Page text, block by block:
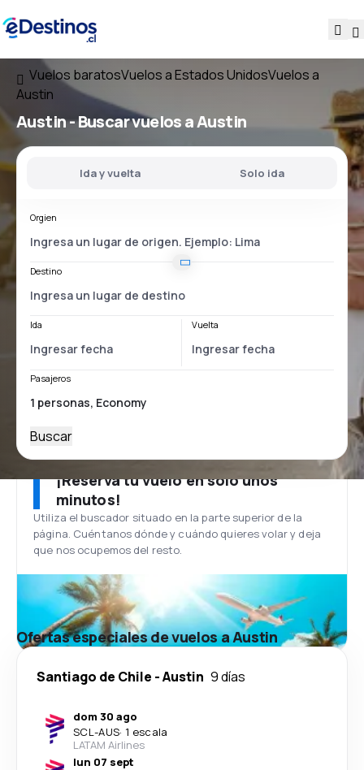
Vuelos baratosVuelos a Estados UnidosVuelos a
Austin
Austin - Buscar vuelos a Austin
Ida y vuelta Solo ida
Orgien
Destino
Ida Vuelta
Pasajeros
Buscar
¡Reserva tu vuelo en solo unos
minutos!
Utiliza el buscador situado en la parte superior de la
página. Cuéntanos dónde y cuándo quieres volar y deja
que nos ocupemos del resto.
Ofertas especiales de vuelos a Austin
Santiago de Chile -Austin 9 días
dom 30 ago
SCL-AUS· 1 escala
LATAM Airlines
lun 07 sept